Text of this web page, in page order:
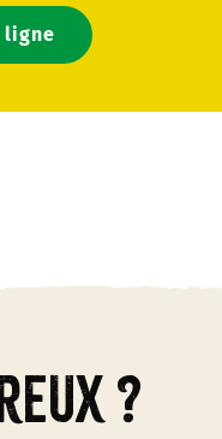
ligne
?